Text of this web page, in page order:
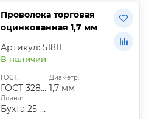
Проволока торговая
оцинкованная 1,7 мм
Артикул: 51811
В наличии
ГОСТ:
ГОСТ 3282-74
Диаметр:
1,7 мм
Длина:
Бухта 25-50 кг